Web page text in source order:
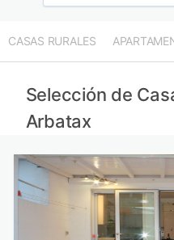
CASAS RURALES
Selección de
Arbatax